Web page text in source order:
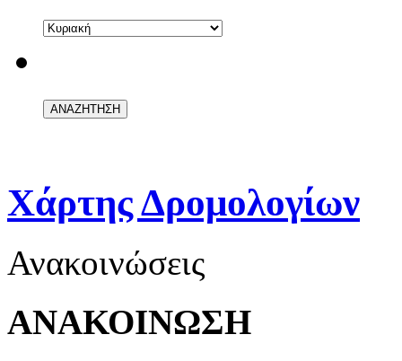
Χάρτης Δρομολογίων
Ανακοινώσεις
ΑΝΑΚΟΙΝΩΣΗ